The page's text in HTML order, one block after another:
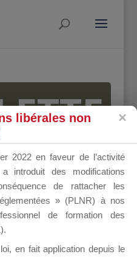
libérales non
2022 en faveur de l’activité
a introduit des modifications
de rattacher les
» (PLNR) à nos
de formation des
, en fait application depuis le